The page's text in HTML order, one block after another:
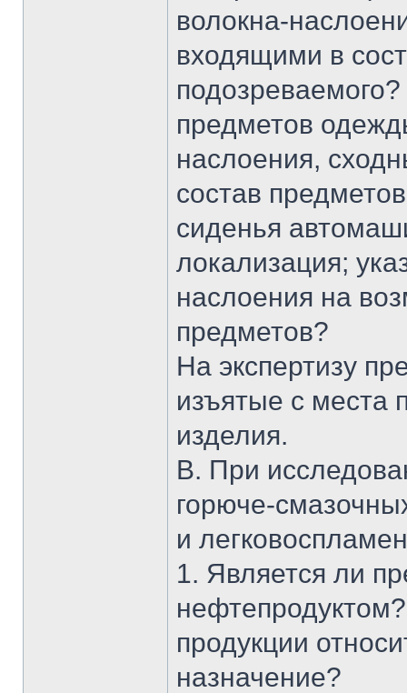
волокна-
входящими в
предметов
наслоения,
состав
сиденья
локализация;
наслоения на
предметов?
На экспертизу
изъятые с места
изделия.
В. При
горюче-
и
1. Является ли
продукции
назначение?